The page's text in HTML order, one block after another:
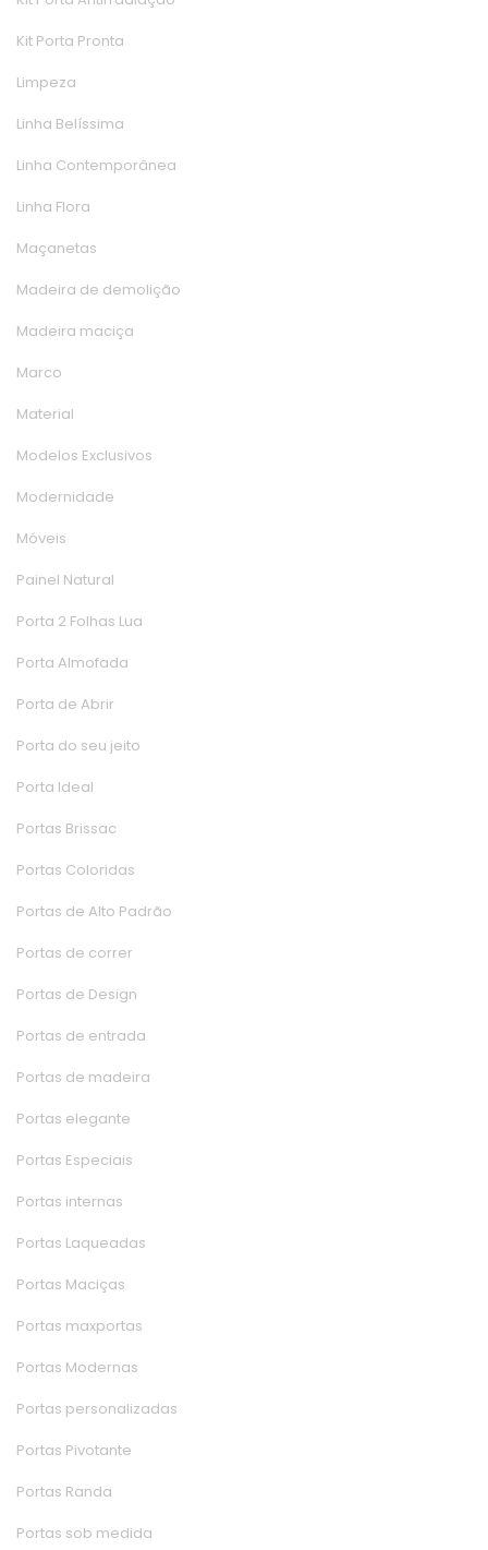
Kit Porta Pronta
Limpeza
Linha Belíssima
Linha Contemporânea
Linha Flora
Maçaneta
Madeira de demolição
Madeira maciça
Marco
Material
Modelos Exclusivo
Modernidade
Móvei
Painel Natural
Porta 2 Folhas Lua
Porta Almofada
Porta de Abrir
Porta do seu jeito
Porta Ideal
Portas Brissac
Portas Colorida
Portas de Alto Padrão
Portas de correr
Portas de Design
Portas de entrada
Portas de madeira
Portas elegante
Portas Especiai
Portas interna
Portas Laqueada
Portas Maciça
Portas maxporta
Portas Moderna
Portas personalizada
Portas Pivotante
Portas Randa
Portas sob medida